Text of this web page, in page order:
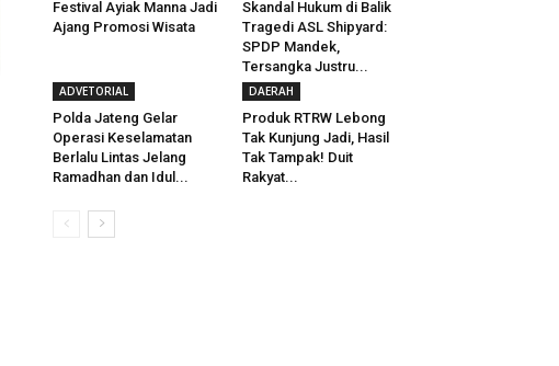
Festival Ayiak Manna Jadi
Ajang Promosi Wisata
Skandal Hukum di Balik
Tragedi ASL Shipyard:
SPDP Mandek,
Tersangka Justru...
ADVETORIAL
Polda Jateng Gelar
Operasi Keselamatan
Berlalu Lintas Jelang
Ramadhan dan Idul...
DAERAH
Produk RTRW Lebong
Tak Kunjung Jadi, Hasil
Tak Tampak! Duit
Rakyat...